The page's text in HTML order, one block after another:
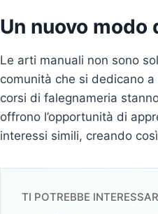
Un nuovo modo
Le arti manuali non sono
comunità che si dedicano
corsi di falegnameria
offrono l’opportunità di
interessi simili, creando
TI POTREBBE